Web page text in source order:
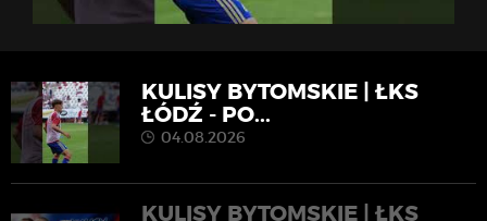
KULISY BYTOMSKIE | ŁKS
ŁÓDŹ - PO...
04.08.2026
KULISY BYTOMSKIE | ŁKS